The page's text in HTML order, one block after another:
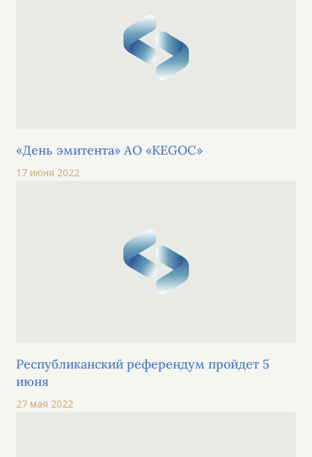
«День эмитента» АО «KEGOC»
17 июня 2022
Республиканский референдум пройдет 5
июня
27 мая 2022